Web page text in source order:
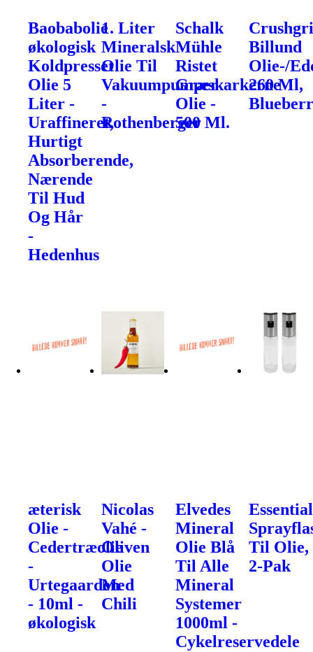
Baobabolie
økologisk
Koldpresset
Olie 5
Liter -
Uraffineret,
Hurtigt
Absorberende,
Nærende
Til Hud
Og Hår
-
Hedenhus
1. Liter
Mineralsk
Olie Til
Vakuumpumper
-
Rothenberger
Schalk
Mühle
Ristet
Græskarkerne
Olie -
500 Ml.
Billund
Olie-/
260 Ml,
æterisk
Olie -
Cedertræolie
-
Urtegaarden
- 10ml -
økologisk
Nicolas
Vahé -
Oliven
Olie
Med
Chili
Elvedes
Mineral
Olie Blå
Til Alle
Mineral
Systemer
1000ml -
Cykelreservedele
Til Olie,
2-Pak